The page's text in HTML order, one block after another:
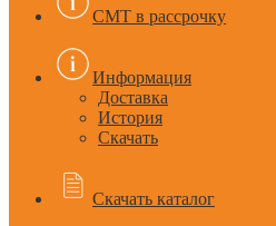
CMT в рассрочку
Информация
Доставка
История
Скачать
Скачать каталог